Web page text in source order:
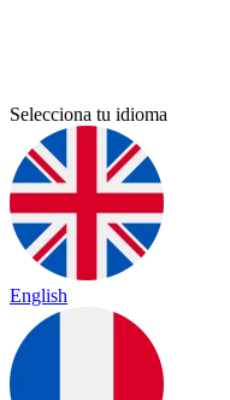
Selecciona tu idioma
English